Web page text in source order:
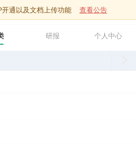
通以及文档上传功能 查看公告
智库文档
研报 个人中心